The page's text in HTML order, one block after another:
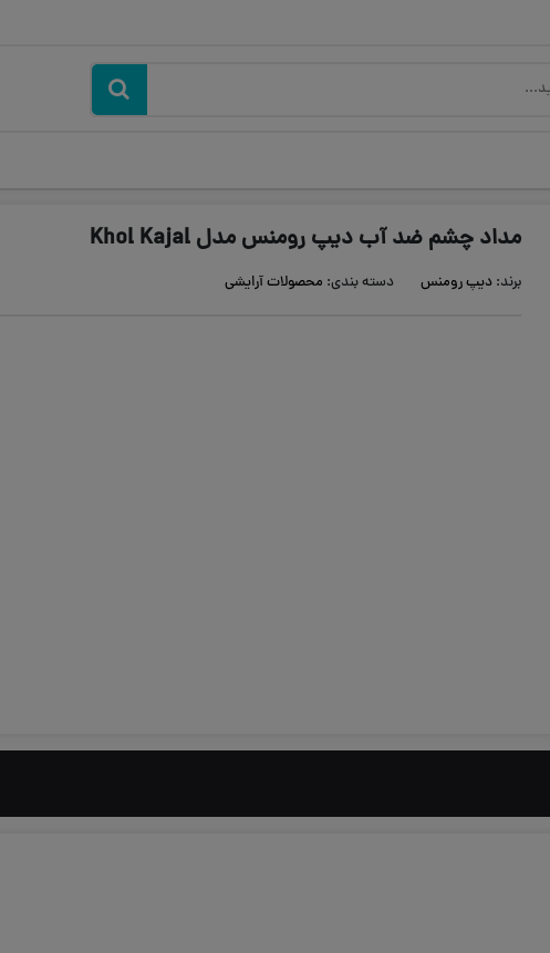
مداد چشم ضد آب دیپ رومنس مدل Khol Kajal
برند: دیپ رومنس دسته بندی: محصولات آرایشی